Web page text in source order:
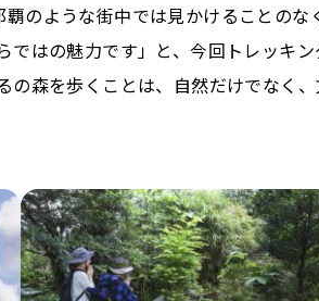
覇のような街中では見かけることの
ではの魅力です」と、今回トレッキ
の森を歩くことは、自然だけでなく